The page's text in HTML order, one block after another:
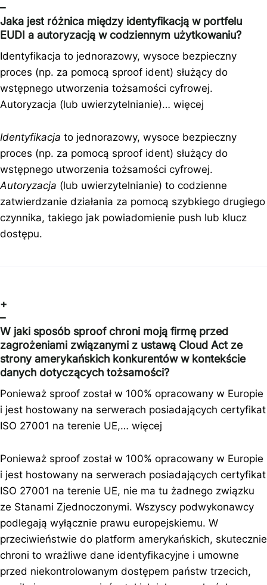
–
Jaka jest różnica między identyfikacją w portfelu
EUDI a autoryzacją w codziennym użytkowaniu?
Identyfikacja to jednorazowy, wysoce bezpieczny
proces (np. za pomocą sproof ident) służący do
wstępnego utworzenia tożsamości cyfrowej.
Autoryzacja (lub uwierzytelnianie)… więcej
Identyfikacja to jednorazowy, wysoce bezpieczny
proces (np. za pomocą sproof ident) służący do
wstępnego utworzenia tożsamości cyfrowej.
Autoryzacja (lub uwierzytelnianie) to codzienne
zatwierdzanie działania za pomocą szybkiego drugiego
czynnika, takiego jak powiadomienie push lub klucz
dostępu.
+
–
W jaki sposób sproof chroni moją firmę przed
zagrożeniami związanymi z ustawą Cloud Act ze
strony amerykańskich konkurentów w kontekście
danych dotyczących tożsamości?
Ponieważ sproof został w 100% opracowany w Europie
i jest hostowany na serwerach posiadających certyfikat
ISO 27001 na terenie UE,… więcej
Ponieważ sproof został w 100% opracowany w Europie
i jest hostowany na serwerach posiadających certyfikat
ISO 27001 na terenie UE, nie ma tu żadnego związku
ze Stanami Zjednoczonymi. Wszyscy podwykonawcy
podlegają wyłącznie prawu europejskiemu. W
przeciwieństwie do platform amerykańskich, skutecznie
chroni to wrażliwe dane identyfikacyjne i umowne
przed niekontrolowanym dostępem państw trzecich,